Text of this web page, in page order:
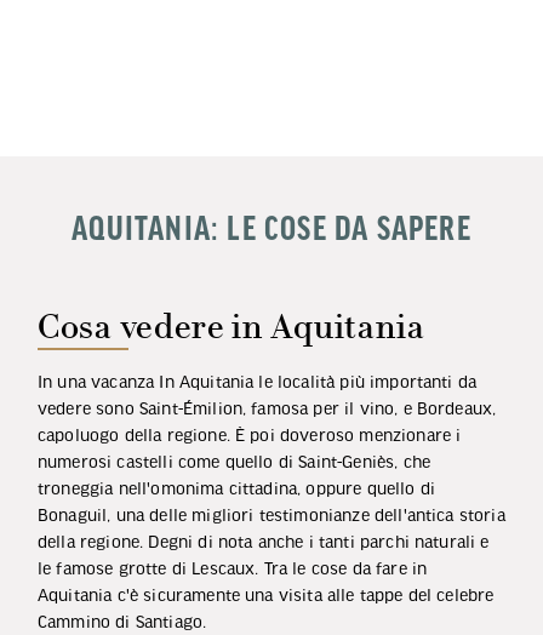
AQUITANIA: LE COSE DA SAPERE
Cosa vedere in Aquitania
In una vacanza In Aquitania le località più importanti da
vedere sono Saint-Émilion, famosa per il vino, e Bordeaux,
capoluogo della regione. È poi doveroso menzionare i
numerosi castelli come quello di Saint-Geniès, che
troneggia nell'omonima cittadina, oppure quello di
Bonaguil, una delle migliori testimonianze dell'antica storia
della regione. Degni di nota anche i tanti parchi naturali e
le famose grotte di Lescaux. Tra le cose da fare in
Aquitania c'è sicuramente una visita alle tappe del celebre
Cammino di Santiago.